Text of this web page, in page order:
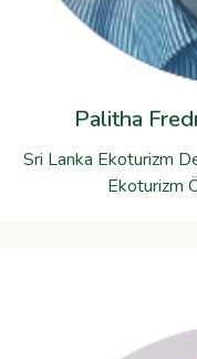
Palitha
Sri Lanka Ekoturizm
Ekoturizm